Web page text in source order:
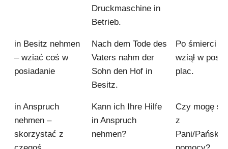
Druckmaschine in
Betrieb.
in Besitz nehmen
– wziać coś w
posiadanie
Nach dem Tode des
Vaters nahm der
Sohn den Hof in
Besitz.
Po śmierci
wziął w
plac.
in Anspruch
nehmen –
skorzystać z
Kann ich Ihre Hilfe
in Anspruch
nehmen?
Czy mogę
z
Pani/